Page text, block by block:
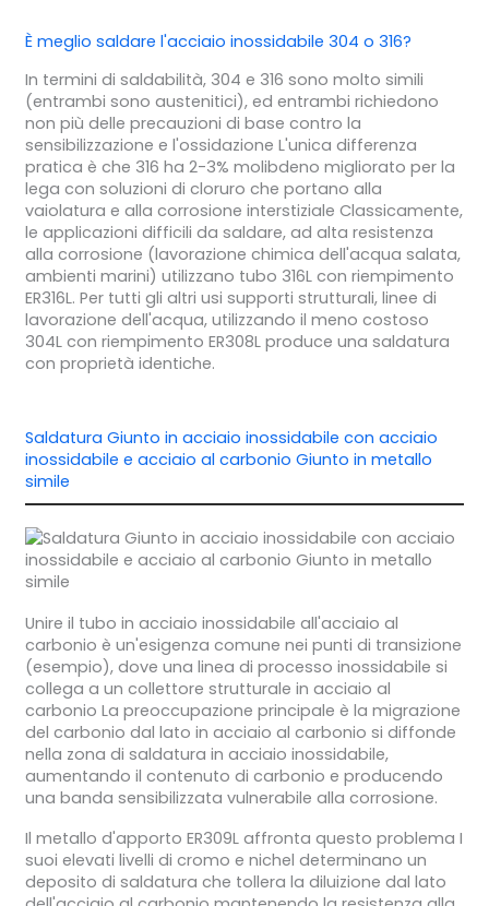
È meglio saldare l'acciaio inossidabile 304 o 316?
In termini di saldabilità, 304 e 316 sono molto simili
(entrambi sono austenitici), ed entrambi richiedono
non più delle precauzioni di base contro la
sensibilizzazione e l'ossidazione L'unica differenza
pratica è che 316 ha 2-3% molibdeno migliorato per la
lega con soluzioni di cloruro che portano alla
vaiolatura e alla corrosione interstiziale Classicamente,
le applicazioni difficili da saldare, ad alta resistenza
alla corrosione (lavorazione chimica dell'acqua salata,
ambienti marini) utilizzano tubo 316L con riempimento
ER316L. Per tutti gli altri usi supporti strutturali, linee di
lavorazione dell'acqua, utilizzando il meno costoso
304L con riempimento ER308L produce una saldatura
con proprietà identiche.
Saldatura Giunto in acciaio inossidabile con acciaio
inossidabile e acciaio al carbonio Giunto in metallo
simile
Unire il tubo in acciaio inossidabile all'acciaio al
carbonio è un'esigenza comune nei punti di transizione
(esempio), dove una linea di processo inossidabile si
collega a un collettore strutturale in acciaio al
carbonio La preoccupazione principale è la migrazione
del carbonio dal lato in acciaio al carbonio si diffonde
nella zona di saldatura in acciaio inossidabile,
aumentando il contenuto di carbonio e producendo
una banda sensibilizzata vulnerabile alla corrosione.
Il metallo d'apporto ER309L affronta questo problema I
suoi elevati livelli di cromo e nichel determinano un
deposito di saldatura che tollera la diluizione dal lato